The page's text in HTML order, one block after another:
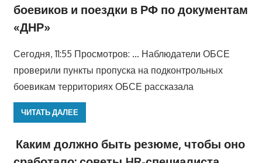
боевиков и поездки в РФ по документам
«ДНР»
Сегодня, 11:55 Просмотров: … Наблюдатели ОБСЕ
проверили пункты пропуска на подконтрольных
боевикам территориях ОБСЕ рассказала
ЧИТАТЬ ДАЛЕЕ
Каким должно быть резюме, чтобы оно